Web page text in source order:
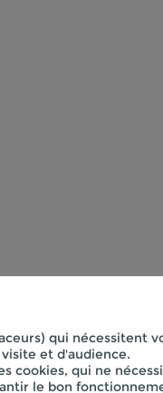
qui nécessitent
et d'audience.
cookies, qui ne
le bon